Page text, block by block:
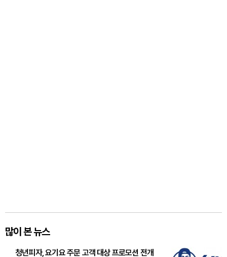
많이 본 뉴스
청년피자, 요기요 주문 고객 대상 프로모션 전개